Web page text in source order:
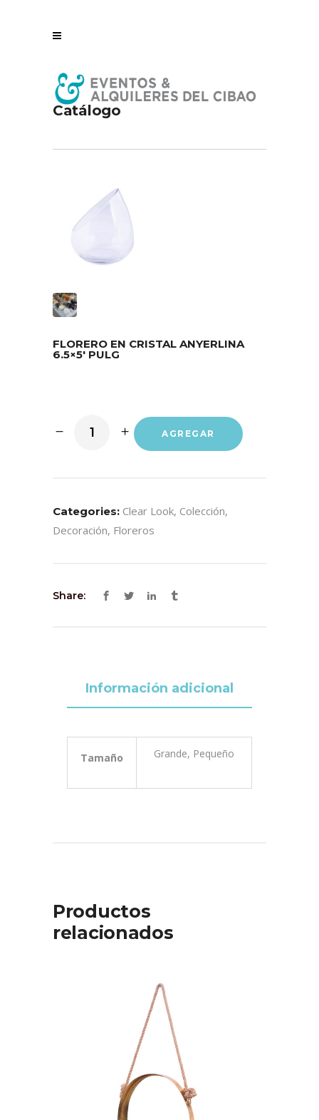
Catálogo
FLORERO EN CRISTAL ANYERLINA
6.5×5′ PULG
AGREGAR
Categories: Clear Look, Colección,
Decoración, Floreros
Share:
Información adicional
Tamaño Grande, Pequeño
Productos
relacionados